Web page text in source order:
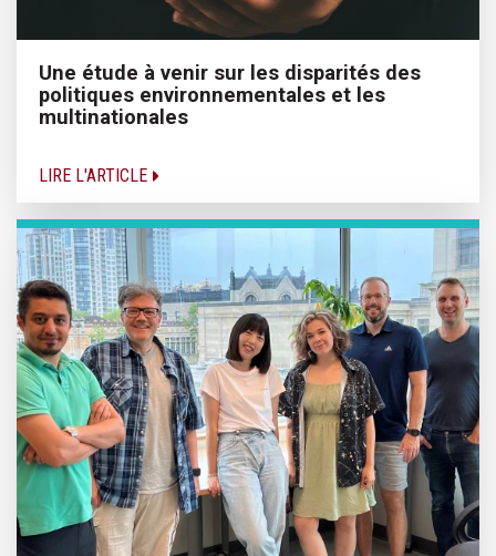
Une étude à venir sur les disparités des
politiques environnementales et les
multinationales
LIRE L'ARTICLE